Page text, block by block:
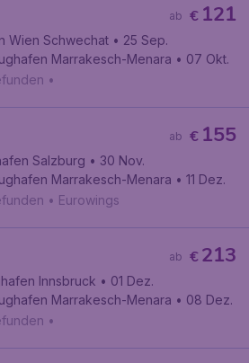
€ 121
ab
Wien Schwechat • 25 Sep.
Marrakesch-Menara • 07 Okt.
•
€ 155
ab
Salzburg • 30 Nov.
Marrakesch-Menara • 11 Dez.
• Eurowings
€213
ab
Innsbruck • 01 Dez.
Marrakesch-Menara • 08 Dez.
•